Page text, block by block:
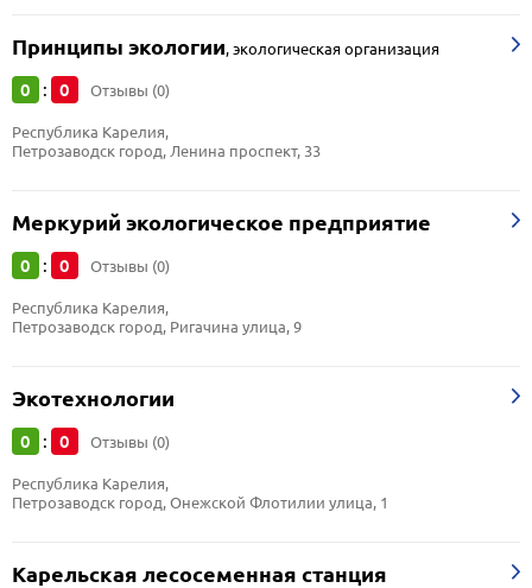
Принципы экологии,экологическая организация
0 : 0 Отзывы (0)
Республика Карелия,
Петрозаводск город, Ленина проспект, 33
Меркурий экологическое предприятие
0 : 0 Отзывы (0)
Республика Карелия,
Петрозаводск город, Ригачина улица, 9
Экотехнологии
0 : 0 Отзывы (0)
Республика Карелия,
Петрозаводск город, Онежской Флотилии улица, 1
Карельская лесосеменная станция